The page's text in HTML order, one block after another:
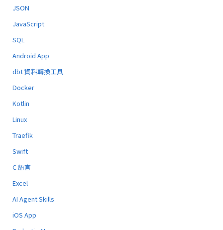
JSON
JavaScript
SQL
Android App
dbt 資料轉換工具
Docker
Kotlin
Linux
Traefik
Swift
C 語言
Excel
AI Agent Skills
iOS App